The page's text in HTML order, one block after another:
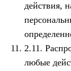
действия,
2.11.
любые